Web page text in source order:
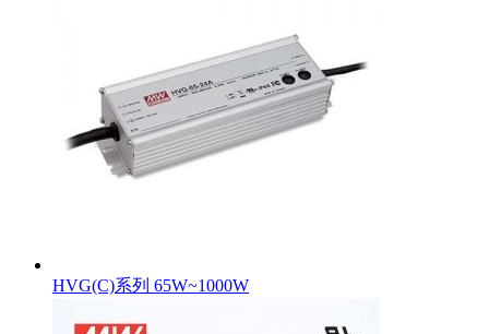
HVG(C)系列 65W~1000W